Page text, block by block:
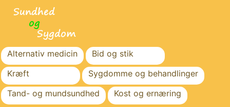
Alternativ medicin
Bid og stik
Kræft
Sygdomme og behandlinger
Tand- og mundsundhed
Kost og ernæring